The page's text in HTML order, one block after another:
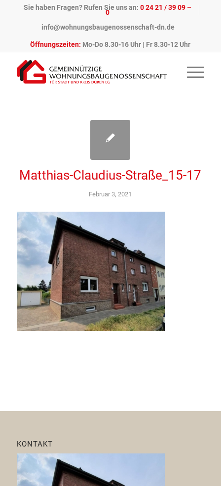
Sie haben Fragen? Rufen Sie uns an:0 24 21 / 39 09 –
0
info@wohnungsbaugenossenschaft-dn.de
Öffnungszeiten: Mo-Do 8.30-16 Uhr | Fr 8.30-12 Uhr
Matthias-Claudius-Straße_15-17
Februar 3, 2021
KONTAKT